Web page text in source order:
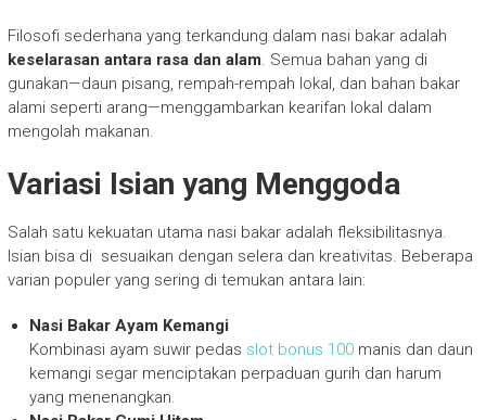
Filosofi sederhana yang terkandung dalam nasi bakar adalah
keselarasan antara rasa dan alam . Semua bahan yang di
gunakan—daun pisang, rempah-rempah lokal, dan bahan bakar
alami seperti arang—menggambarkan kearifan lokal dalam
mengolah makanan.
Variasi Isian yang Menggoda
Salah satu kekuatan utama nasi bakar adalah fleksibilitasnya.
Isian bisa di sesuaikan dengan selera dan kreativitas. Beberapa
varian populer yang sering di temukan antara lain:
Nasi Bakar Ayam Kemangi
Kombinasi ayam suwir pedas slot bonus 100manis dan daun
kemangi segar menciptakan perpaduan gurih dan harum
yang menenangkan.